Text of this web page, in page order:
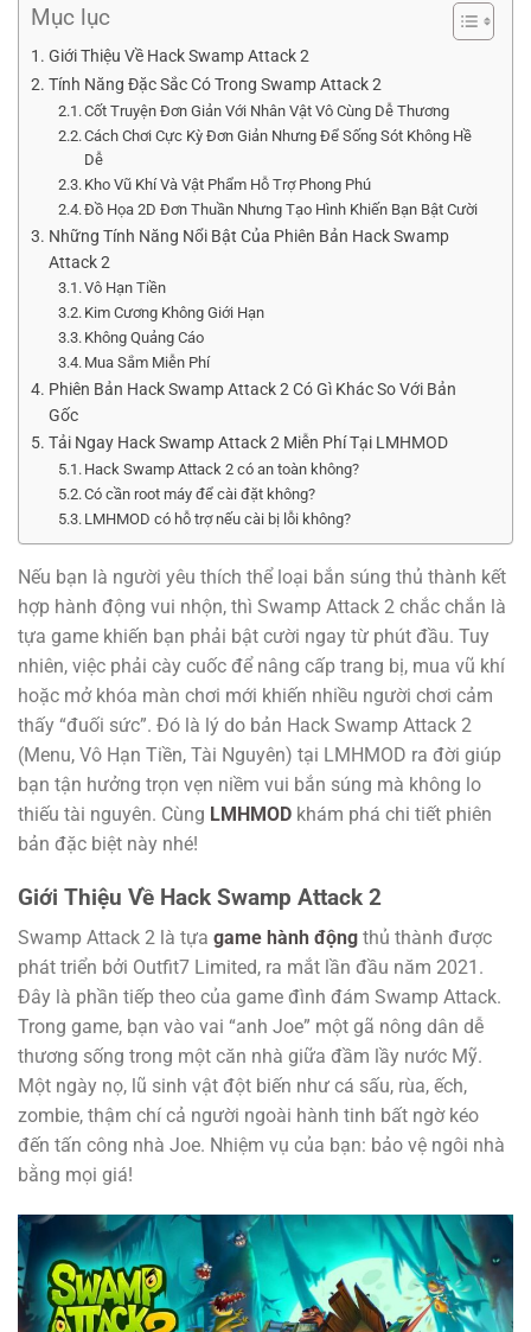
Mục lục
Giới Thiệu Về Hack Swamp Attack 2
Tính Năng Đặc Sắc Có Trong Swamp Attack 2
Cốt Truyện Đơn Giản Với Nhân Vật Vô Cùng Dễ Thương
Cách Chơi Cực Kỳ Đơn Giản Nhưng Để Sống Sót Không Hề
Dễ
Kho Vũ Khí Và Vật Phẩm Hỗ Trợ Phong Phú
Đồ Họa 2D Đơn Thuần Nhưng Tạo Hình Khiến Bạn Bật Cười
Những Tính Năng Nổi Bật Của Phiên Bản Hack Swamp
Attack 2
Vô Hạn Tiền
Kim Cương Không Giới Hạn
Không Quảng Cáo
Mua Sắm Miễn Phí
Phiên Bản Hack Swamp Attack 2 Có Gì Khác So Với Bản
Gốc
Tải Ngay Hack Swamp Attack 2 Miễn Phí Tại LMHMOD
Hack Swamp Attack 2 có an toàn không?
Có cần root máy để cài đặt không?
LMHMOD có hỗ trợ nếu cài bị lỗi không?
Nếu bạn là người yêu thích thể loại bắn súng thủ thành kết
hợp hành động vui nhộn, thì Swamp Attack 2 chắc chắn là
tựa game khiến bạn phải bật cười ngay từ phút đầu. Tuy
nhiên, việc phải cày cuốc để nâng cấp trang bị, mua vũ khí
hoặc mở khóa màn chơi mới khiến nhiều người chơi cảm
thấy “đuối sức”. Đó là lý do bản Hack Swamp Attack 2
(Menu, Vô Hạn Tiền, Tài Nguyên) tại LMHMOD ra đời giúp
bạn tận hưởng trọn vẹn niềm vui bắn súng mà không lo
thiếu tài nguyên. Cùng LMHMOD khám phá chi tiết phiên
bản đặc biệt này nhé!
Giới Thiệu Về Hack Swamp Attack 2
Swamp Attack 2 là tựa game hành động thủ thành được
phát triển bởi Outfit7 Limited, ra mắt lần đầu năm 2021.
Đây là phần tiếp theo của game đình đám Swamp Attack.
Trong game, bạn vào vai “anh Joe” một gã nông dân dễ
thương sống trong một căn nhà giữa đầm lầy nước Mỹ.
Một ngày nọ, lũ sinh vật đột biến như cá sấu, rùa, ếch,
zombie, thậm chí cả người ngoài hành tinh bất ngờ kéo
đến tấn công nhà Joe. Nhiệm vụ của bạn: bảo vệ ngôi nhà
bằng mọi giá!